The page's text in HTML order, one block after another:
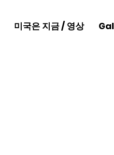
미국은 지금 / 영상